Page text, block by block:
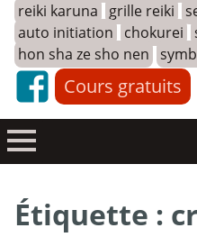
reiki karuna
grille reiki
auto initiation
chokurei
hon sha ze sho nen
Cours gratuits
Étiquette :